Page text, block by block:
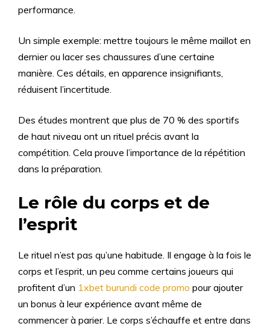
performance.
Un simple exemple: mettre toujours le même maillot en
dernier ou lacer ses chaussures d’une certaine
manière. Ces détails, en apparence insignifiants,
réduisent l’incertitude.
Des études montrent que plus de 70 % des sportifs
de haut niveau ont un rituel précis avant la
compétition. Cela prouve l’importance de la répétition
dans la préparation.
Le rôle du corps et de
l’esprit
Le rituel n’est pas qu’une habitude. Il engage à la fois le
corps et l’esprit, un peu comme certains joueurs qui
profitent d’un 1xbet burundi code promo pour ajouter
un bonus à leur expérience avant même de
commencer à parier. Le corps s’échauffe et entre dans